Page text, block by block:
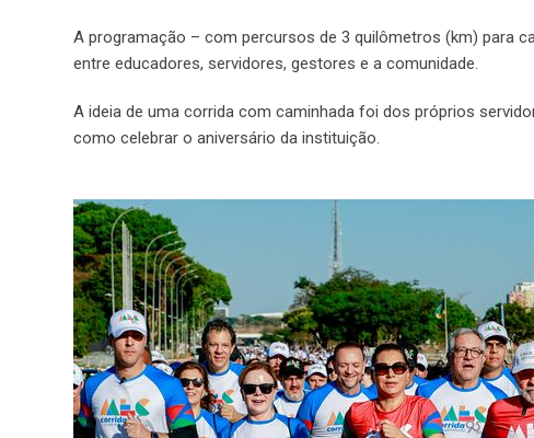
A programação – com percursos de 3 quilômetros (km) para
entre educadores, servidores, gestores e a comunidade.
A ideia de uma corrida com caminhada foi dos próprios
como celebrar o aniversário da instituição.